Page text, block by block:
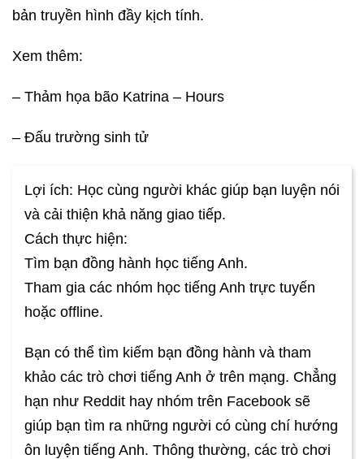
bản truyền hình đầy kịch tính.
Xem thêm:
– Thảm họa bão Katrina – Hours
– Đấu trường sinh tử
Lợi ích: Học cùng người khác giúp bạn luyện nói
và cải thiện khả năng giao tiếp.
Cách thực hiện:
Tìm bạn đồng hành học tiếng Anh.
Tham gia các nhóm học tiếng Anh trực tuyến
hoặc offline.
Bạn có thể tìm kiếm bạn đồng hành và tham
khảo các trò chơi tiếng Anh ở trên mạng. Chẳng
hạn như Reddit hay nhóm trên Facebook sẽ
giúp bạn tìm ra những người có cùng chí hướng
ôn luyện tiếng Anh. Thông thường, các trò chơi